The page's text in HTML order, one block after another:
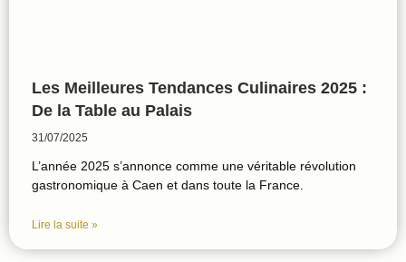
Les Meilleures Tendances Culinaires 2025 :
De la Table au Palais
31/07/2025
L’année 2025 s’annonce comme une véritable révolution
gastronomique à Caen et dans toute la France.
Lire la suite »